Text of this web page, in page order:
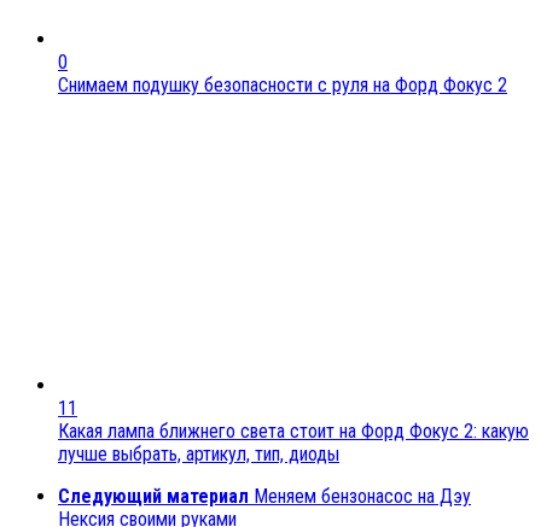
0
Снимаем подушку безопасности с руля на Форд Фокус 2
11
Какая лампа ближнего света стоит на Форд Фокус 2: какую
лучше выбрать, артикул, тип, диоды
Следующий материал Меняем бензонасос на Дэу
Нексия своими руками